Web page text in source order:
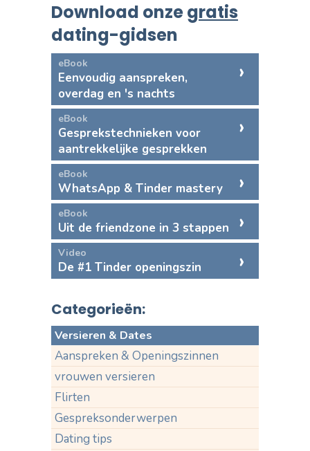
Download onzegratis
dating-gidsen
eBook
Eenvoudig aanspreken,
overdag en 's nachts
eBook
Gesprekstechnieken voor
aantrekkelijke gesprekken
eBook
WhatsApp & Tinder mastery
eBook
Uit de friendzone in 3 stappen
Video
De #1 Tinder openingszin
Categorieën:
Versieren & Dates
Aanspreken & Openingszinnen
vrouwen versieren
Flirten
Gespreksonderwerpen
Dating tips